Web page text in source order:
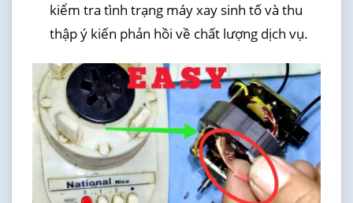
kiểm tra tình trạng máy xay sinh tố và thu
thập ý kiến phản hồi về chất lượng dịch vụ.